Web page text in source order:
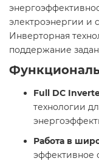
электроэнергии и
Инверторная
поддержание
Full DC
технологии
Работа в
эффективное